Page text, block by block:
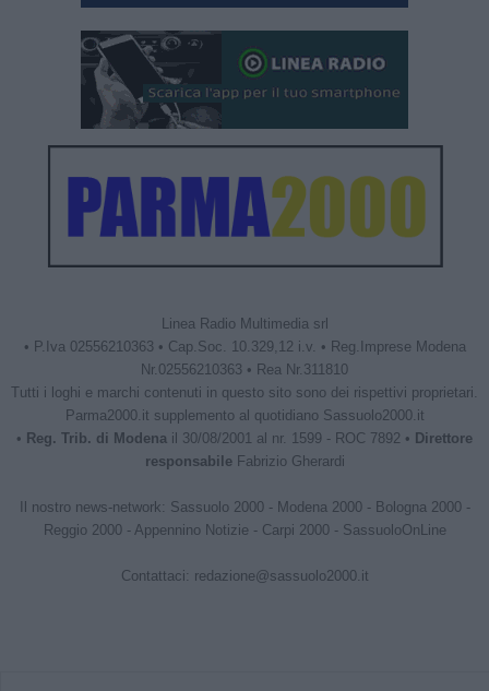
Linea Radio Multimedia srl
• P.Iva 02556210363 • Cap.Soc. 10.329,12 i.v. • Reg.Imprese Modena
Nr.02556210363 • Rea Nr.311810
Tutti i loghi e marchi contenuti in questo sito sono dei rispettivi proprietari.
Parma2000.it supplemento al quotidiano Sassuolo2000.it
• Reg. Trib. di Modena il 30/08/2001 al nr. 1599 - ROC 7892 • Direttore
responsabileFabrizio Gherardi
Il nostro news-network: Sassuolo 2000- Modena 2000- Bologna 2000-
Reggio 2000- Appennino Notizie - Carpi 2000- SassuoloOnLine
Contattaci: redazione@sassuolo2000.it